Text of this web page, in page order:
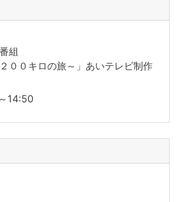
組
００キロの旅～」あいテレビ制作
14:50